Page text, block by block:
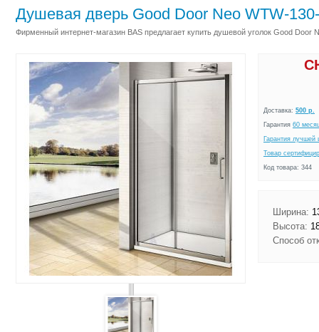
Душевая дверь Good Door Neo WTW-
Фирменный интернет-магазин BAS предлагает купить душевой уголок Good
Доставка: 500 р.
Гарантия 60
Гарантия лучшей
Товар
Код товара: 344
Ширина:
Высота:
Способ